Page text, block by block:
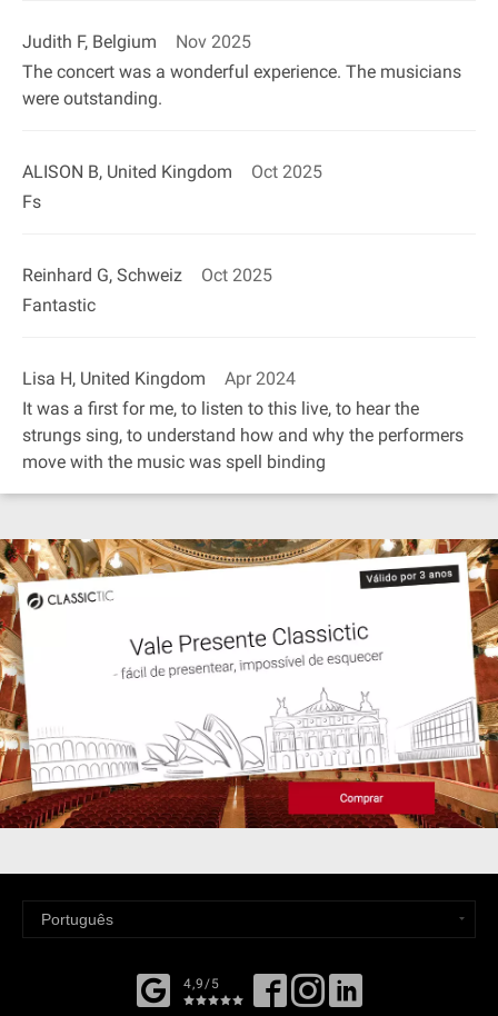
Judith F, Belgium
Nov 2025
The concert was a wonderful experience. The musicians
were outstanding.
ALISON B, United Kingdom
Oct 2025
Fs
Reinhard G, Schweiz
Oct 2025
Fantastic
Lisa H, United Kingdom
Apr 2024
It was a first for me, to listen to this live, to hear the
strungs sing, to understand how and why the performers
move with the music was spell binding
4,9/5